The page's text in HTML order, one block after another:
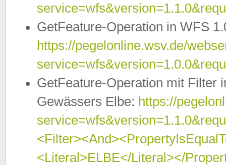
GetFeature-Operation in WFS
https://pegelonline.wsv.de/
GetFeature-Operation mit Filter
Gewässers Elbe: https://
<Literal>ELBE</Literal></